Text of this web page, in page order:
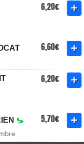
6,20€
6,60€
6,20€
5,70€